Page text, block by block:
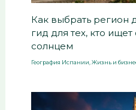
Как выбрать регион
гид для тех, кто
солнцем
География Испании Жизнь и